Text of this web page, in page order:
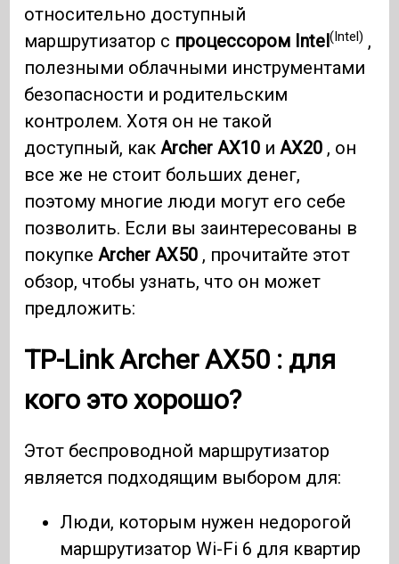
относительно доступный
маршрутизатор с процессором Intel(Intel) ,
полезными облачными инструментами
безопасности и родительским
контролем. Хотя он не такой
доступный, какArcher AX10 иAX20 , он
все же не стоит больших денег,
поэтому многие люди могут его себе
позволить. Если вы заинтересованы в
покупкеArcher AX50 , прочитайте этот
обзор, чтобы узнать, что он может
предложить:
TP-Link Archer AX50 : для
кого это хорошо?
Этот беспроводной маршрутизатор
является подходящим выбором для:
Люди, которым нужен недорогой
маршрутизатор Wi-Fi 6 для квартир